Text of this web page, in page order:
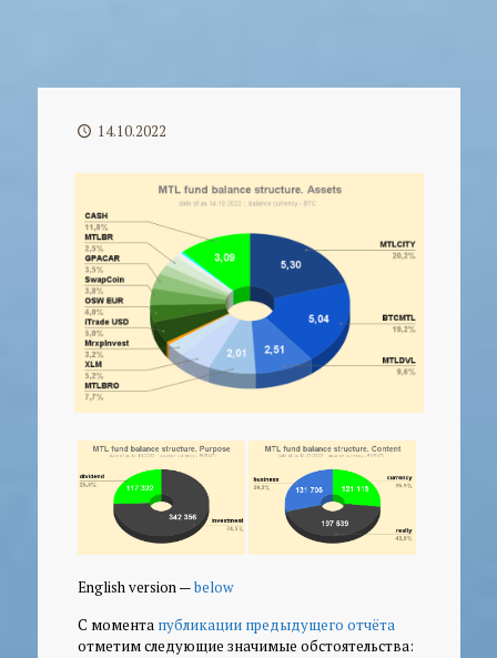
14.10.2022
English version —below
С момента публикации предыдущего отчёта
отметим следующие значимые обстоятельства: